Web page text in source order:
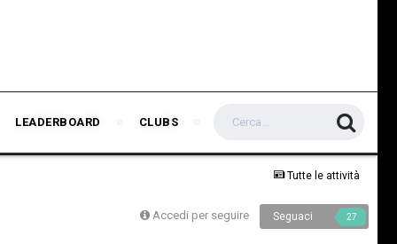
LEADERBOARD CLUBS
Tutte le attività
Accedi per seguire Seguaci 27